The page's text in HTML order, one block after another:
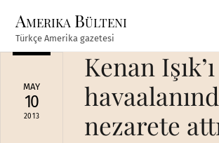
content
Amerika Bülteni
Türkçe Amerika gazetesi
MAY
10
2013
Kenan
nezarete